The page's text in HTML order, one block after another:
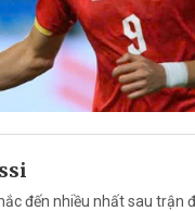
đến nhiều nhất sau trận